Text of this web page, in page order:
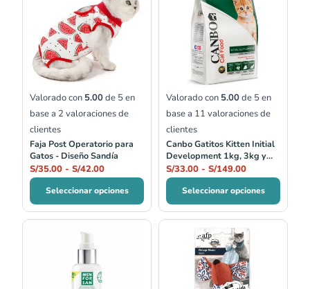
Valorado con 5.00de 5 en
base a 2 valoraciones de
clientes
Faja Post Operatorio para
Gatos - Diseño Sandía
S/35.00 - S/42.00
precios:
desde
S/35.00
S/42.00
Seleccionar opciones
Valorado con 5.00de 5 en
base a 11 valoraciones de
clientes
Canbo Gatitos Kitten Initial
Development 1kg, 3kg y
7kg
S/33.00 - S/149.00
precios:
desde
S/33.00
hasta
S/149.00
Seleccionar opciones